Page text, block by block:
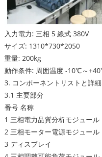
入力電力: 三相 5 線式 380V
サイズ: 1310*730*2050
重量: 200kg
動作条件: 周囲温度 -10℃～
3. コンポーネントリストと詳
3.1 主要部分
番号 名称
1 三相電力品質分析モジュール
2 三相モーター電源モジュール
3 ディスプレイ